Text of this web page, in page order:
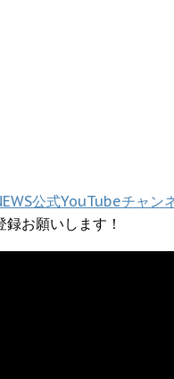
公式YouTubeチャン
お願いします！